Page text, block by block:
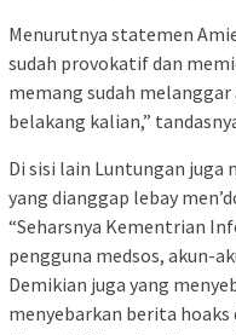
Menurutnya statemen
sudah provokatif dan
memang sudah
belakang kalian,”
Di sisi lain Luntungan
yang dianggap lebay
“Seharsnya Kementrian
pengguna medsos, akun-
Demikian juga yang
menyebarkan berita